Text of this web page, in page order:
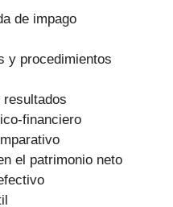
de impago
y procedimientos
resultados
financiero
el patrimonio neto